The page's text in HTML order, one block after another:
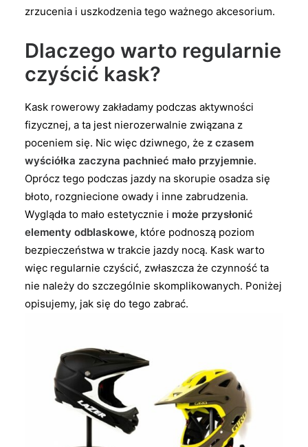
zrzucenia i uszkodzenia tego ważnego akcesorium.
Dlaczego warto regularnie
czyścić kask?
Kask rowerowy zakładamy podczas aktywności
fizycznej, a ta jest nierozerwalnie związana z
poceniem się. Nic więc dziwnego, że z czasem
wyściółka zaczyna pachnieć mało przyjemnie.
Oprócz tego podczas jazdy na skorupie osadza się
błoto, rozgniecione owady i inne zabrudzenia.
Wygląda to mało estetycznie i może przysłonić
elementy odblaskowe, które podnoszą poziom
bezpieczeństwa w trakcie jazdy nocą. Kask warto
więc regularnie czyścić, zwłaszcza że czynność ta
nie należy do szczególnie skomplikowanych. Poniżej
opisujemy, jak się do tego zabrać.